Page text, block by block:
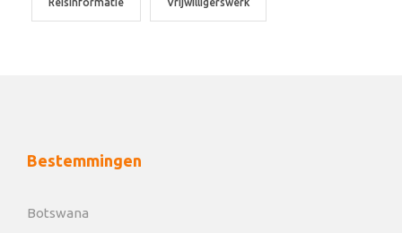
Bestemmingen
Botswana